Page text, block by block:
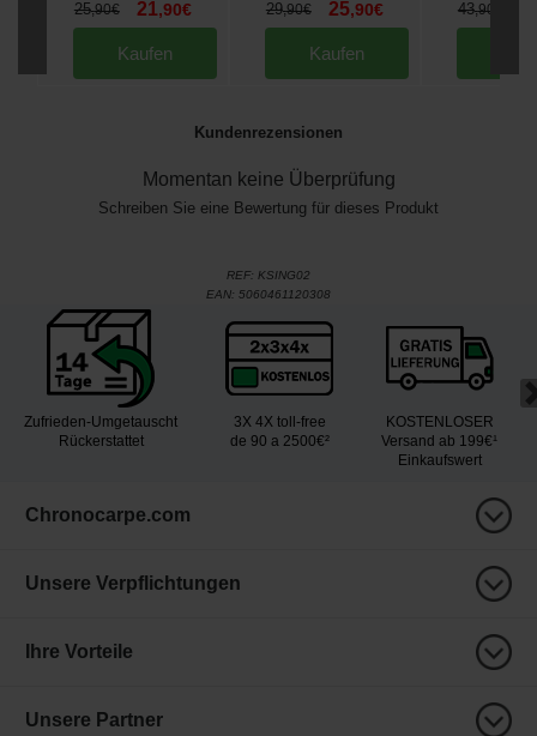
25,90€ 21,90€
Kaufen
29,90€ 25,90€
Kaufen
43,90
Kundenrezensionen
Momentan keine Überprüfung
Schreiben Sie eine Bewertung für dieses Produkt
REF: KSING02
EAN: 5060461120308
Zufrieden-Umgetauscht
Rückerstattet
3X 4X toll-free
de 90 a 2500€²
KOSTENLOSER
Versand ab 199€¹
Einkaufswert
Chronocarpe.com
Unsere Verpflichtungen
Ihre Vorteile
Unsere Partner